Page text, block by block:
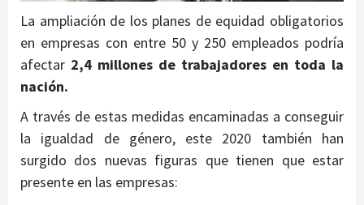
La ampliación de los planes de equidad obligatorios
en empresas con entre 50 y 250 empleados podría
afectar 2,4 millones de trabajadores en toda la
nación.
A través de estas medidas encaminadas a conseguir
la igualdad de género, este 2020 también han
surgido dos nuevas figuras que tienen que estar
presente en las empresas: